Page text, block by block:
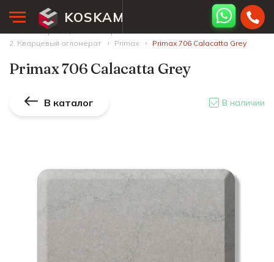
KOSKAM
Главная страница
2. Кварцевый агломерат
Primax Primax 706 Calacatta Grey
Primax 706 Calacatta Grey
В каталог В наличии